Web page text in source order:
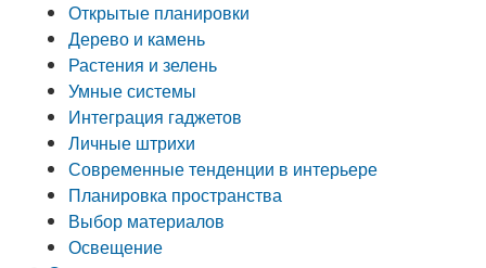
Открытые планировки
Дерево и камень
Растения и зелень
Умные системы
Интеграция гаджетов
Личные штрихи
Современные тенденции в интерьере
Планировка пространства
Выбор материалов
Освещение